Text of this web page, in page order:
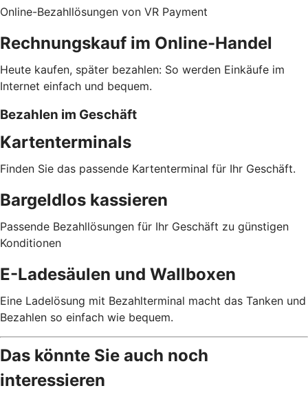
Online-Bezahllösungen von VR Payment
Rechnungskauf im Online-Handel
Heute kaufen, später bezahlen: So werden Einkäufe im
Internet einfach und bequem.
Bezahlen im Geschäft
Kartenterminals
Finden Sie das passende Kartenterminal für Ihr Geschäft.
Bargeldlos kassieren
Passende Bezahllösungen für Ihr Geschäft zu günstigen
Konditionen
E-Ladesäulen und Wallboxen
Eine Ladelösung mit Bezahlterminal macht das Tanken und
Bezahlen so einfach wie bequem.
Das könnte Sie auch noch
interessieren